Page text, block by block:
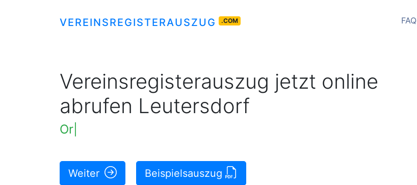
VEREINSREGISTERAUSZUG .COM FAQ
Vereinsregisterauszug jetzt online
abrufen Leutersdorf
Original rechtskräftige Auszüge
Weiter Beispielsauszug